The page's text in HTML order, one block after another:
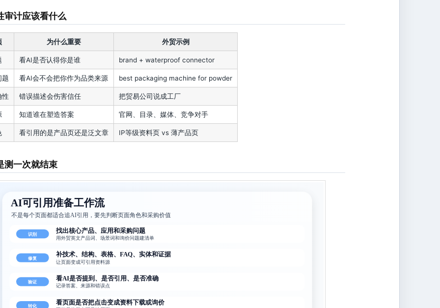
审计应该看什么
为什么重要 外贸示例
看AI是否认得你是谁 brand + waterproof connector
题 看AI会不会把你作为品类来源 best packaging machine for powder
性 错误描述会伤害信任 把贸易公司说成工厂
知道谁在塑造答案 官网、目录、媒体、竞争对手
看引用的是产品页还是泛文章 IP等级资料页 vs 薄产品页
测一次就结束